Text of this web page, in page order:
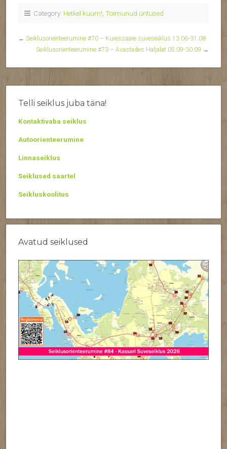
Category: Hetkel kuum! Toimunud üritused
← Seiklusorienteerumine #70 – Kuressaare suveseiklus 13.06-31.08
Seiklusorienteerumine #73 – Avastades Haljalat 05.09-30.09 →
Telli seiklus juba täna!
Kontaktivaba seiklus
Autoorienteerumine
Linnaseiklus
Seiklused saartel
Seikluskoolitus
Avatud seiklused